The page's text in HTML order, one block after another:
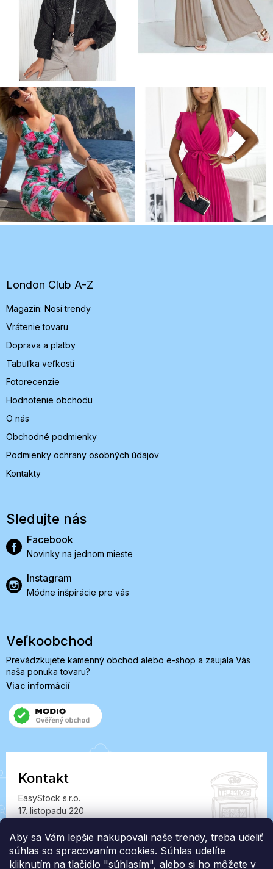
Aby sa Vám lepšie nakupovali naše trendy, treba udeliť
súhlas so spracovaním cookies. Súhlas udelíte
kliknutím na tlačidlo "súhlasím", alebo si ho môžete v
e
London Club A-Z
Magazín: Nosí trendy
Vrátenie tovaru
Doprava a platby
Tabuľka veľkostí
Fotorecenzie
Hodnotenie obchodu
O nás
Obchodné podmienky
Podmienky ochrany osobných údajov
Kontakty
Sledujte nás
Facebook
Novinky na jednom mieste
Instagram
Módne inšpirácie pre vás
Veľkoobchod
Prevádzkujete kamenný obchod alebo e-shop a zaujala Vás
naša ponuka tovaru?
Viac informácií
Kontakt
EasyStock s.r.o.
17. listopadu 220
IČ: 07727402, DIČ: CZ07727402
info@londonclub.sk